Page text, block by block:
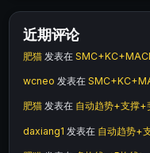
近期评论
肥猫 发表在
wcneo 发表在
肥猫 发表在 自动趋势+支撑+
daxiang1 发表在 自动趋势+